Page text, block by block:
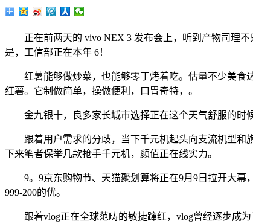
正在前两天的 vivo NEX 3 发布会上，听到产物司理不
是，工信部正在本年 6！
红薯能够做炒菜，也能够零丁烤着吃。估量不少美食
红薯。它制做简单，操做便利，口胃奇特，。
金九银十，良多家长城市选择正在这个天气舒服的时候
跟着用户需求的分歧，当下千元机起头向支流机型和
下来笔者保举几款抢手千元机，颜值正在线实力。
9。9京东购物节、天猫聚划算将正在9月9日拉开大幕，
999-200的优。
跟着vlog正在全球范畴的敏捷蹿红，vlog曾经逐步成为